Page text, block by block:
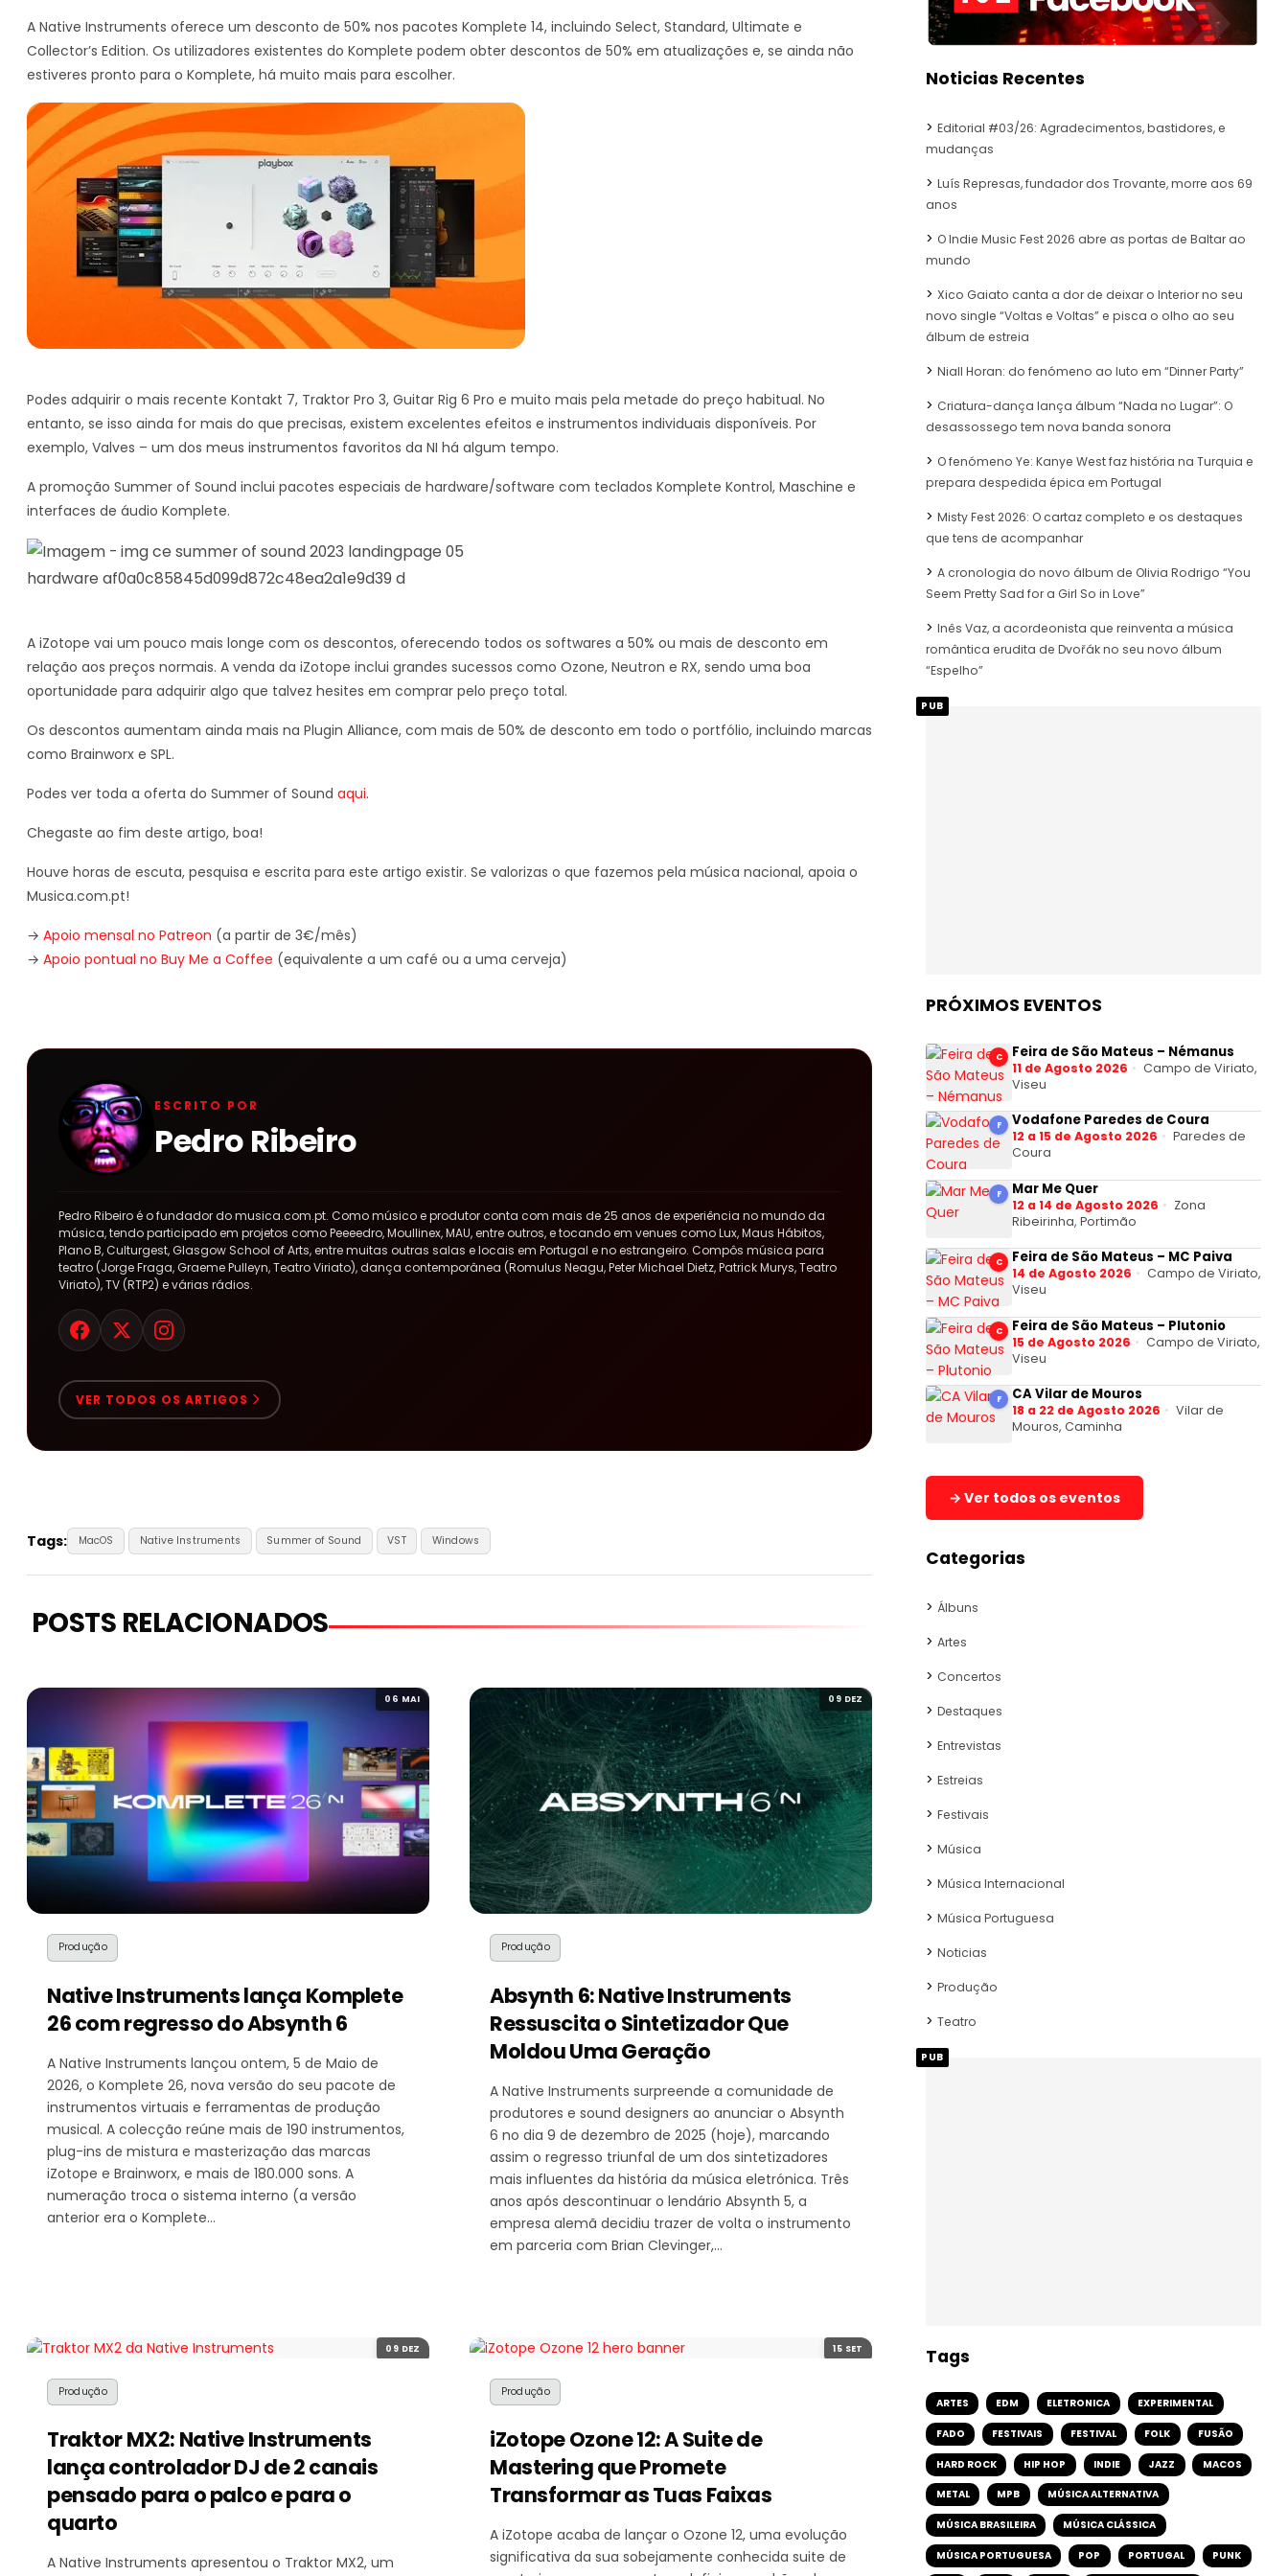
A Native Instruments oferece um desconto de 50% nos pacotes Komplete 14, incluindo Select, Standard, Ultimate e
Collector’s Edition. Os utilizadores existentes do Komplete podem obter descontos de 50% em atualizações e, se ainda não
estiveres pronto para o Komplete, há muito mais para escolher.
Podes adquirir o mais recente Kontakt 7, Traktor Pro 3, Guitar Rig 6 Pro e muito mais pela metade do preço habitual. No
entanto, se isso ainda for mais do que precisas, existem excelentes efeitos e instrumentos individuais disponíveis. Por
exemplo, Valves – um dos meus instrumentos favoritos da NI há algum tempo.
A promoção Summer of Sound inclui pacotes especiais de hardware/software com teclados Komplete Kontrol, Maschine e
interfaces de áudio Komplete.
A iZotope vai um pouco mais longe com os descontos, oferecendo todos os softwares a 50% ou mais de desconto em
relação aos preços normais. A venda da iZotope inclui grandes sucessos como Ozone, Neutron e RX, sendo uma boa
oportunidade para adquirir algo que talvez hesites em comprar pelo preço total.
Os descontos aumentam ainda mais na Plugin Alliance, com mais de 50% de desconto em todo o portfólio, incluindo marcas
como Brainworx e SPL.
Podes ver toda a oferta do Summer of Sound aqui.
Chegaste ao fim deste artigo, boa!
Houve horas de escuta, pesquisa e escrita para este artigo existir. Se valorizas o que fazemos pela música nacional, apoia o
Musica.com.pt!
→ Apoio mensal no Patreon (a partir de 3€/mês)
→ Apoio pontual no Buy Me a Coffee (equivalente a um café ou a uma cerveja)
ESCRITO POR
Pedro Ribeiro
Pedro Ribeiro é o fundador do musica.com.pt. Como músico e produtor conta com mais de 25 anos de experiência no mundo da
música, tendo participado em projetos como Peeeedro, Moullinex, MAU, entre outros, e tocando em venues como Lux, Maus Hábitos,
Plano B, Culturgest, Glasgow School of Arts, entre muitas outras salas e locais em Portugal e no estrangeiro. Compôs música para
teatro (Jorge Fraga, Graeme Pulleyn, Teatro Viriato), dança contemporânea (Romulus Neagu, Peter Michael Dietz, Patrick Murys, Teatro
Viriato), TV (RTP2) e várias rádios.
VER TODOS OS ARTIGOS
Tags: MacOS Native Instruments Summer of Sound VST Windows
POSTS RELACIONADOS
06 MAI
Produção
Native Instruments lança Komplete
26 com regresso do Absynth 6
A Native Instruments lançou ontem, 5 de Maio de
2026, o Komplete 26, nova versão do seu pacote de
instrumentos virtuais e ferramentas de produção
musical. A colecção reúne mais de 190 instrumentos,
plug-ins de mistura e masterização das marcas
iZotope e Brainworx, e mais de 180.000 sons. A
numeração troca o sistema interno (a versão
anterior era o Komplete…
09 DEZ
Produção
Absynth 6: Native Instruments
Ressuscita o Sintetizador Que
Moldou Uma Geração
A Native Instruments surpreende a comunidade de
produtores e sound designers ao anunciar o Absynth
6 no dia 9 de dezembro de 2025 (hoje), marcando
assim o regresso triunfal de um dos sintetizadores
mais influentes da história da música eletrónica. Três
anos após descontinuar o lendário Absynth 5, a
empresa alemã decidiu trazer de volta o instrumento
em parceria com Brian Clevinger,…
09 DEZ
Produção
Traktor MX2: Native Instruments
lança controlador DJ de 2 canais
pensado para o palco e para o
quarto
A Native Instruments apresentou o Traktor MX2, um
15 SET
Produção
iZotope Ozone 12: A Suite de
Mastering que Promete
Transformar as Tuas Faixas
A iZotope acaba de lançar o Ozone 12, uma evolução
significativa da sua sobejamente conhecida suite de
Noticias Recentes
Editorial #03/26: Agradecimentos, bastidores, e
mudanças
Luís Represas, fundador dos Trovante, morre aos 69
anos
O Indie Music Fest 2026 abre as portas de Baltar ao
mundo
Xico Gaiato canta a dor de deixar o Interior no seu
novo single “Voltas e Voltas” e pisca o olho ao seu
álbum de estreia
Niall Horan: do fenómeno ao luto em “Dinner Party”
Criatura-dança lança álbum “Nada no Lugar”: O
desassossego tem nova banda sonora
O fenómeno Ye: Kanye West faz história na Turquia e
prepara despedida épica em Portugal
Misty Fest 2026: O cartaz completo e os destaques
que tens de acompanhar
A cronologia do novo álbum de Olivia Rodrigo “You
Seem Pretty Sad for a Girl So in Love”
Inês Vaz, a acordeonista que reinventa a música
romântica erudita de Dvořák no seu novo álbum
“Espelho”
PUB
PRÓXIMOS EVENTOS
C Feira de São Mateus – Némanus
11 de Agosto 2026
Campo de Viriato,
Viseu
F Vodafone Paredes de Coura
12 a 15 de Agosto 2026
Paredes de
Coura
F Mar Me Quer
12 a 14 de Agosto 2026
Zona
Ribeirinha, Portimão
C Feira de São Mateus – MC Paiva
14 de Agosto 2026
Campo de Viriato,
Viseu
C Feira de São Mateus – Plutonio
15 de Agosto 2026
Campo de Viriato,
Viseu
F CA Vilar de Mouros
18 a 22 de Agosto 2026
Vilar de
Mouros, Caminha
→ Ver todos os eventos
Categorias
Álbuns
Artes
Concertos
Destaques
Entrevistas
Estreias
Festivais
Música
Música Internacional
Música Portuguesa
Noticias
Produção
Teatro
PUB
Tags
ARTES EDM ELETRONICA EXPERIMENTAL
FADO FESTIVAIS FESTIVAL FOLK FUSÃO
HARD ROCK HIP HOP INDIE JAZZ MACOS
METAL MPB MÚSICA ALTERNATIVA
MÚSICA BRASILEIRA MÚSICA CLÁSSICA
MÚSICA PORTUGUESA POP PORTUGAL PUNK